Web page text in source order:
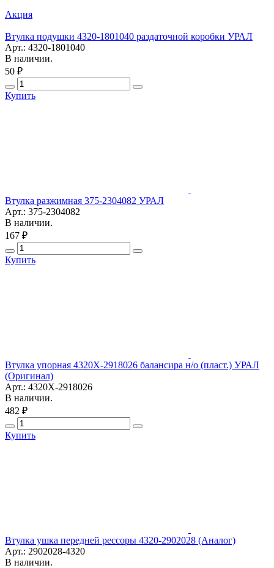
Акция
Втулка подушки 4320-1801040 раздаточной коробки УРАЛ
Арт.: 4320-1801040
В наличии.
50 ₽
Купить
Втулка разжимная 375-2304082 УРАЛ
Арт.: 375-2304082
В наличии.
167 ₽
Купить
Втулка упорная 4320Х-2918026 балансира н/о (пласт.) УРАЛ
(Оригинал)
Арт.: 4320Х-2918026
В наличии.
482 ₽
Купить
Втулка ушка передней рессоры 4320-2902028 (Аналог)
Арт.: 2902028-4320
В наличии.